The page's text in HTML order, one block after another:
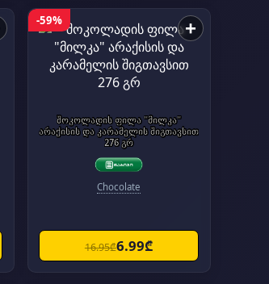
-59% +
შოკოლადის ფილა "მილკა"
არაქისის და კარამელის შიგთავსით
276 გრ
Chocolate
16.95₾6.99₾